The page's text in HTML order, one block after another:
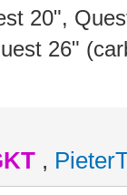
20",
26"
,